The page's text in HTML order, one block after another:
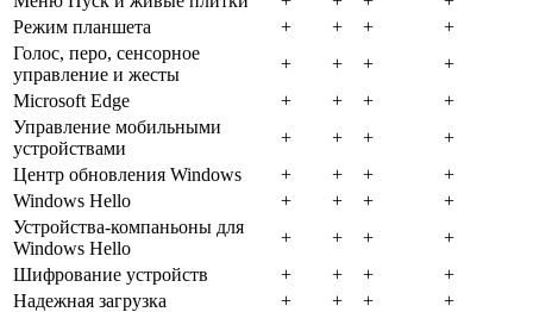
Режим планшета
+ + +
+
Голос, перо, сенсорное
управление и жесты
+ + +
+
Microsoft Edge
+ + +
+
Управление мобильными
устройствами
+ + +
+
Центр обновления Windows
+ + +
+
Windows Hello
+ + +
+
Устройства-компаньоны для
Windows Hello
+ + +
+
Шифрование устройств
+ + +
+
Надежная загрузка
+ + +
+